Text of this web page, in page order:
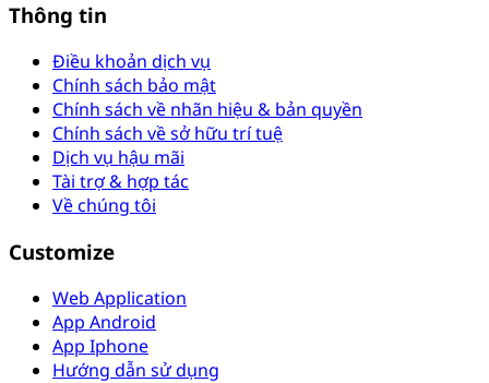
Thông tin
Điều khoản dịch vụ
Chính sách bảo mật
Chính sách về nhãn hiệu & bản quyền
Chính sách về sở hữu trí tuệ
Dịch vụ hậu mãi
Tài trợ & hợp tác
Về chúng tôi
Customize
Web Application
App Android
App Iphone
Hướng dẫn sử dụng